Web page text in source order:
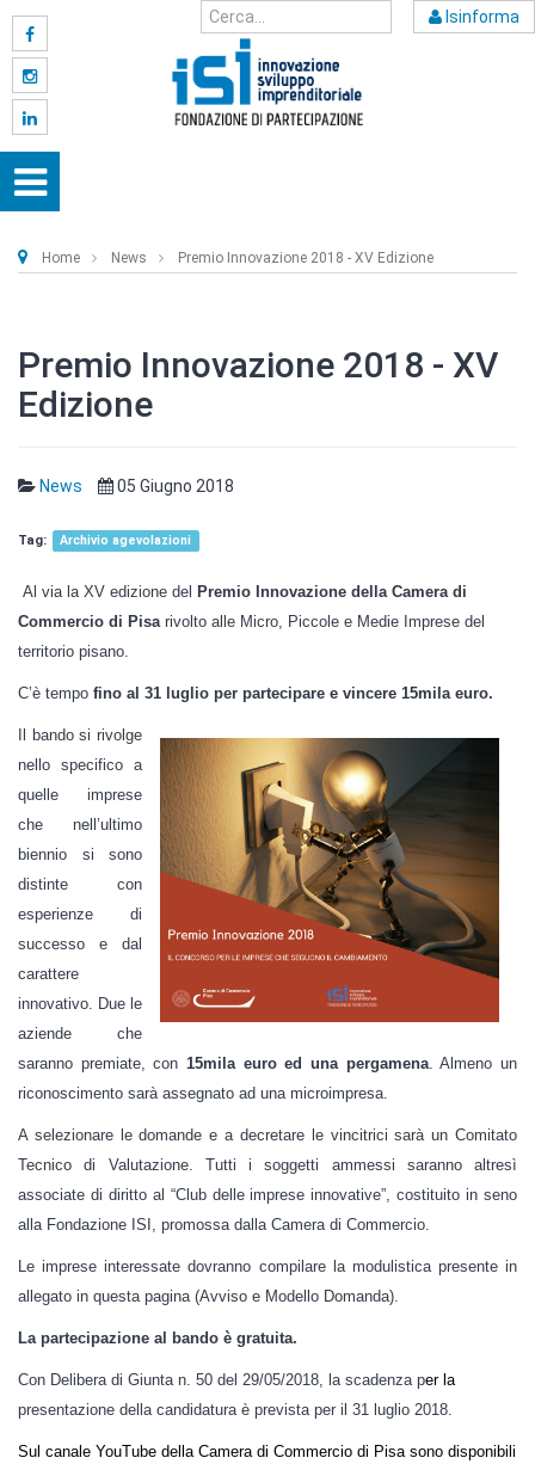
Isinforma
Home News Premio Innovazione 2018 - XV Edizione
Premio Innovazione 2018 - XV
Edizione
News 05 Giugno 2018
Archivio agevolazioni
Al via la XV edizione del Premio Innovazione della Camera di
Commercio di Pisarivolto alle Micro, Piccole e Medie Imprese del
territorio pisano.
C’è tempo fino al 31 luglio per partecipare e vincere 15mila euro.
Il bando si rivolge
nello specifico a
quelle imprese
che nell’ultimo
biennio si sono
distinte con
esperienze di
successo e dal
carattere
innovativo. Due le
aziende che
saranno premiate, con 15mila euro ed una pergamena. Almeno un
riconoscimento sarà assegnato ad una microimpresa.
A selezionare le domande e a decretare le vincitrici sarà un Comitato
Tecnico di Valutazione. Tutti i soggetti ammessi saranno altresì
associate di diritto al “Club delle imprese innovative”, costituito in seno
alla Fondazione ISI, promossa dalla Camera di Commercio.
Le imprese interessate dovranno compilare la modulistica presente in
allegato in questa pagina (Avviso e Modello Domanda).
La partecipazione al bando è gratuita.
Con Delibera di Giunta n. 50 del 29/05/2018, la scadenza per la
presentazione della candidatura è prevista per il 31 luglio 2018.
Sul canale YouTube della Camera di Commercio di Pisa sono disponibili